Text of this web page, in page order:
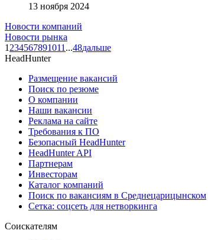
13 ноября 2024
Новости компаний
Новости рынка
1 234567891011 ...48дальше
HeadHunter
Размещение вакансий
Поиск по резюме
О компании
Наши вакансии
Реклама на сайте
Требования к ПО
Безопасный HeadHunter
HeadHunter API
Партнерам
Инвесторам
Каталог компаний
Поиск по вакансиям в Среднецарицынском
Сетка: соцсеть для нетворкинга
Соискателям